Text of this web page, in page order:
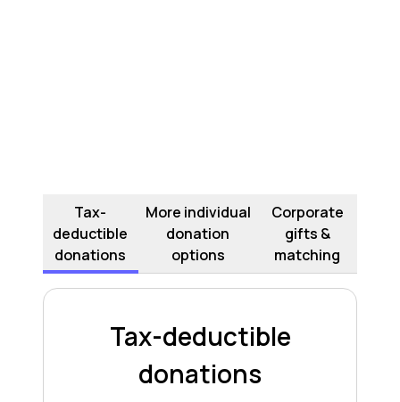
Tax-
deductible
donations
More individual
donation
options
Corporate
gifts &
matching
Tax-deductible
donations